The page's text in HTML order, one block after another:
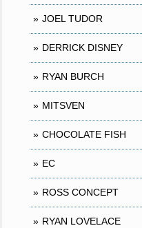
JOEL TUDOR
DERRICK DISNEY
RYAN BURCH
MITSVEN
CHOCOLATE FISH
EC
ROSS CONCEPT
RYAN LOVELACE